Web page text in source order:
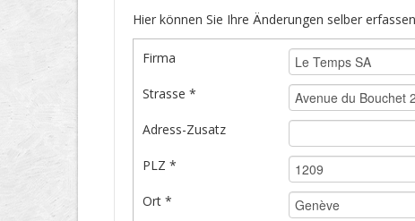
Hier können Sie Ihre Änderungen selber
Firma
Strasse *
Adress-Zusatz
PLZ *
Ort *